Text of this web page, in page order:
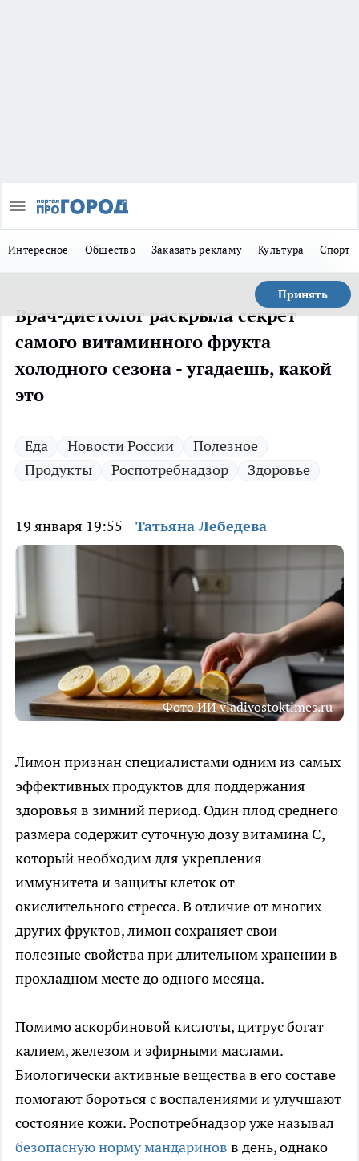
Интересное Общество Заказать рекламу Культура Спорт
Принять
Врач-диетолог раскрыла секрет
самого витаминного фрукта
холодного сезона - угадаешь, какой
это
Еда Новости России
Полезное
Продукты
Роспотребнадзор Здоровье
19 января 19:55 Татьяна Лебедева
Фото ИИ vladivostoktimes.ru
Лимон признан специалистами одним из самых
эффективных продуктов для поддержания
здоровья в зимний период. Один плод среднего
размера содержит суточную дозу витамина С,
который необходим для укрепления
иммунитета и защиты клеток от
окислительного стресса. В отличие от многих
других фруктов, лимон сохраняет свои
полезные свойства при длительном хранении в
прохладном месте до одного месяца.
Помимо аскорбиновой кислоты, цитрус богат
калием, железом и эфирными маслами.
Биологически активные вещества в его составе
помогают бороться с воспалениями и улучшают
состояние кожи. Роспотребнадзор уже называл
безопасную норму мандаринов в день, однако